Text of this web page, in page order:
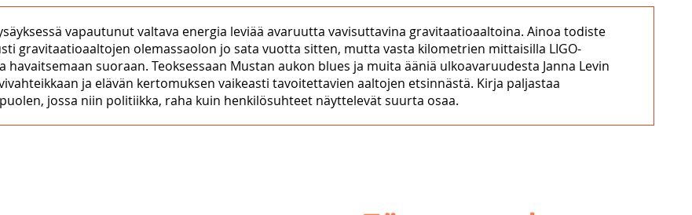
vapautunut valtava energia leviää avaruutta vavisuttavina gravitaatioaaltoina. Ainoa todiste
gravitaatioaaltojen olemassaolon jo sata vuotta sitten, mutta vasta kilometrien mittaisilla LIGO-
suoraan. Teoksessaan Mustan aukon blues ja muita ääniä ulkoavaruudesta Janna Levin
ja elävän kertomuksen vaikeasti tavoitettavien aaltojen etsinnästä. Kirja paljastaa
jossa niin politiikka, raha kuin henkilösuhteet näyttelevät suurta osaa.